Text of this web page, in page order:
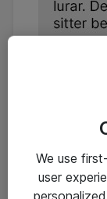
We use
user